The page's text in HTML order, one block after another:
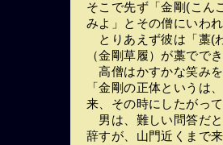
そこで先ず「金剛(こん
みよ」とその僧にいわ
とりあえず彼は「藁(
（金剛草履）が藁でで
高僧はかすかな笑み
「金剛の正体というは
来、その時にしたがっ
男は、難しい問答だ
辞すが、山門近くまで